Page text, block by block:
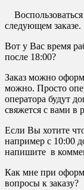
следующем заказе.
Вот у Вас время
после 18:00?
Заказ можно
можно. Просто
оператора будут
свяжется с вами в
Если Вы хотите
например с 10:00
напишите в
Как мне при
вопросы к заказу?